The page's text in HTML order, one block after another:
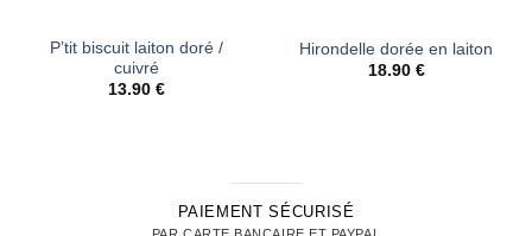
P’tit biscuit laiton doré /
cuivré
13.90 €
Hirondelle dorée en laiton
18.90 €
PAIEMENT SÉCURISÉ